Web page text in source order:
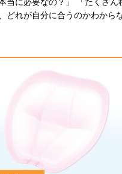
どれが自分に合うのかわから